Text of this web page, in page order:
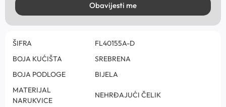
Obavijesti me
ŠIFRA
FL40155A-D
BOJA KUĆIŠTA
SREBRENA
BOJA PODLOGE
BIJELA
MATERIJAL
NARUKVICE
NEHRĐAJUĆI ČELIK